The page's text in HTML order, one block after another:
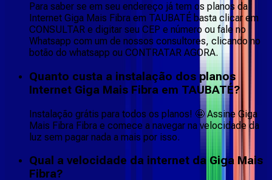
Para saber se em seu endereço já tem os planos da
Internet Giga Mais Fibra em TAUBATÉ basta clicar em
CONSULTAR e digitar seu CEP e número ou fale no
Whatsapp com um de nossos consultores, clicando no
botão do whatsapp ou CONTRATAR AGORA.
Quanto custa a instalação dos planos
Internet Giga Mais Fibra em TAUBATÉ?
Instalação grátis para todos os planos! 🤩 Assine Giga
Mais Fibra Fibra e comece a navegar na velocidade da
luz sem pagar nada a mais por isso.
Qual a velocidade da internet da Giga Mais
Fibra?